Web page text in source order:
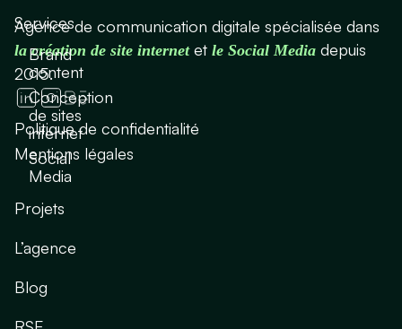
Agence de communication digitale spécialisée dans
la création de site internetet le Social Media depuis
2015.
Politique de confidentialité
Mentions légales
Services
Brand
content
Conception
de sites
internet
Social
Media
Projets
L’agence
Blog